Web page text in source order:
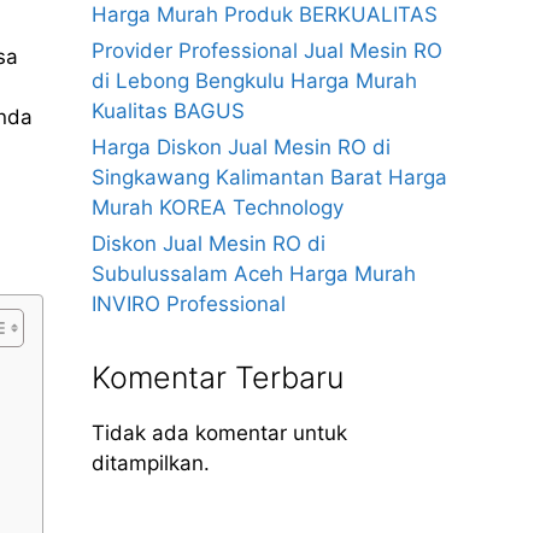
Harga Murah Produk BERKUALITAS
Provider Professional Jual Mesin RO
di Lebong Bengkulu Harga Murah
Kualitas BAGUS
Harga Diskon Jual Mesin RO di
Singkawang Kalimantan Barat Harga
Murah KOREA Technology
Diskon Jual Mesin RO di
Subulussalam Aceh Harga Murah
INVIRO Professional
Komentar Terbaru
Tidak ada komentar untuk
ditampilkan.